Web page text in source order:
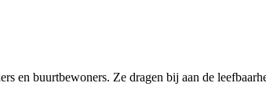
en buurtbewoners. Ze dragen bij aan de